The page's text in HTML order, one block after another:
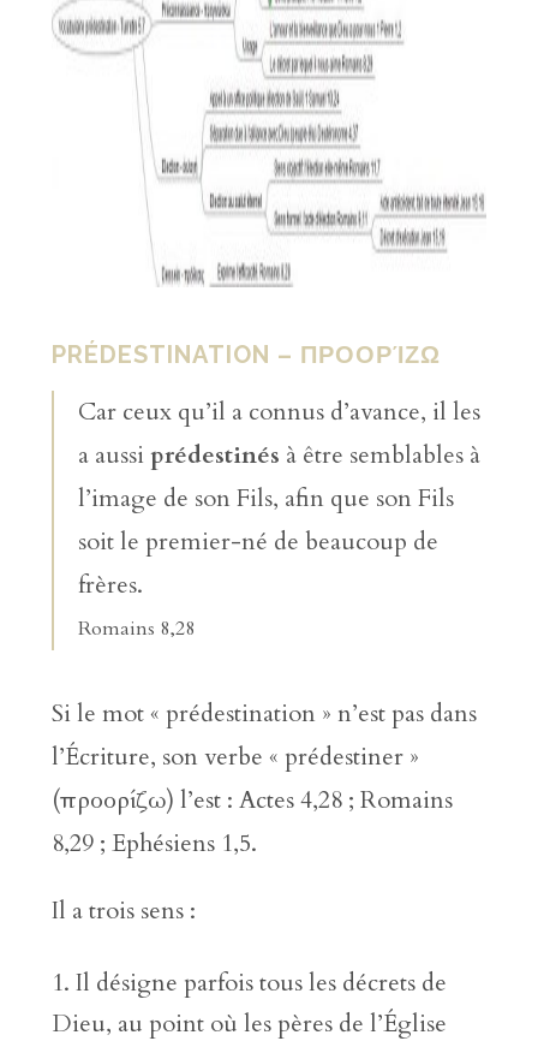
PRÉDESTINATION – ΠΡΟΟΡΊΖΩ
Car ceux qu’il a connus d’avance, il les
a aussiprédestinés à être semblables à
l’image de son Fils, afin que son Fils
soit le premier-né de beaucoup de
frères.
Romains 8,28
Si le mot « prédestination » n’est pas dans
l’Écriture, son verbe « prédestiner »
(προορίζω) l’est : Actes 4,28 ; Romains
8,29 ; Ephésiens 1,5.
Il a trois sens :
Il désigne parfois tous les décrets de
Dieu, au point où les pères de l’Église